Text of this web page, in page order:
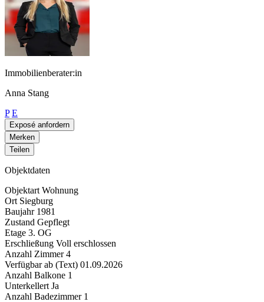
Immobilienberater:in
Anna Stang
P E
Exposé anfordern
Merken
Teilen
Objektdaten
Objektart Wohnung
Ort Siegburg
Baujahr 1981
Zustand Gepflegt
Etage 3. OG
Erschließung Voll erschlossen
Anzahl Zimmer 4
Verfügbar ab (Text) 01.09.2026
Anzahl Balkone 1
Unterkellert Ja
Anzahl Badezimmer 1